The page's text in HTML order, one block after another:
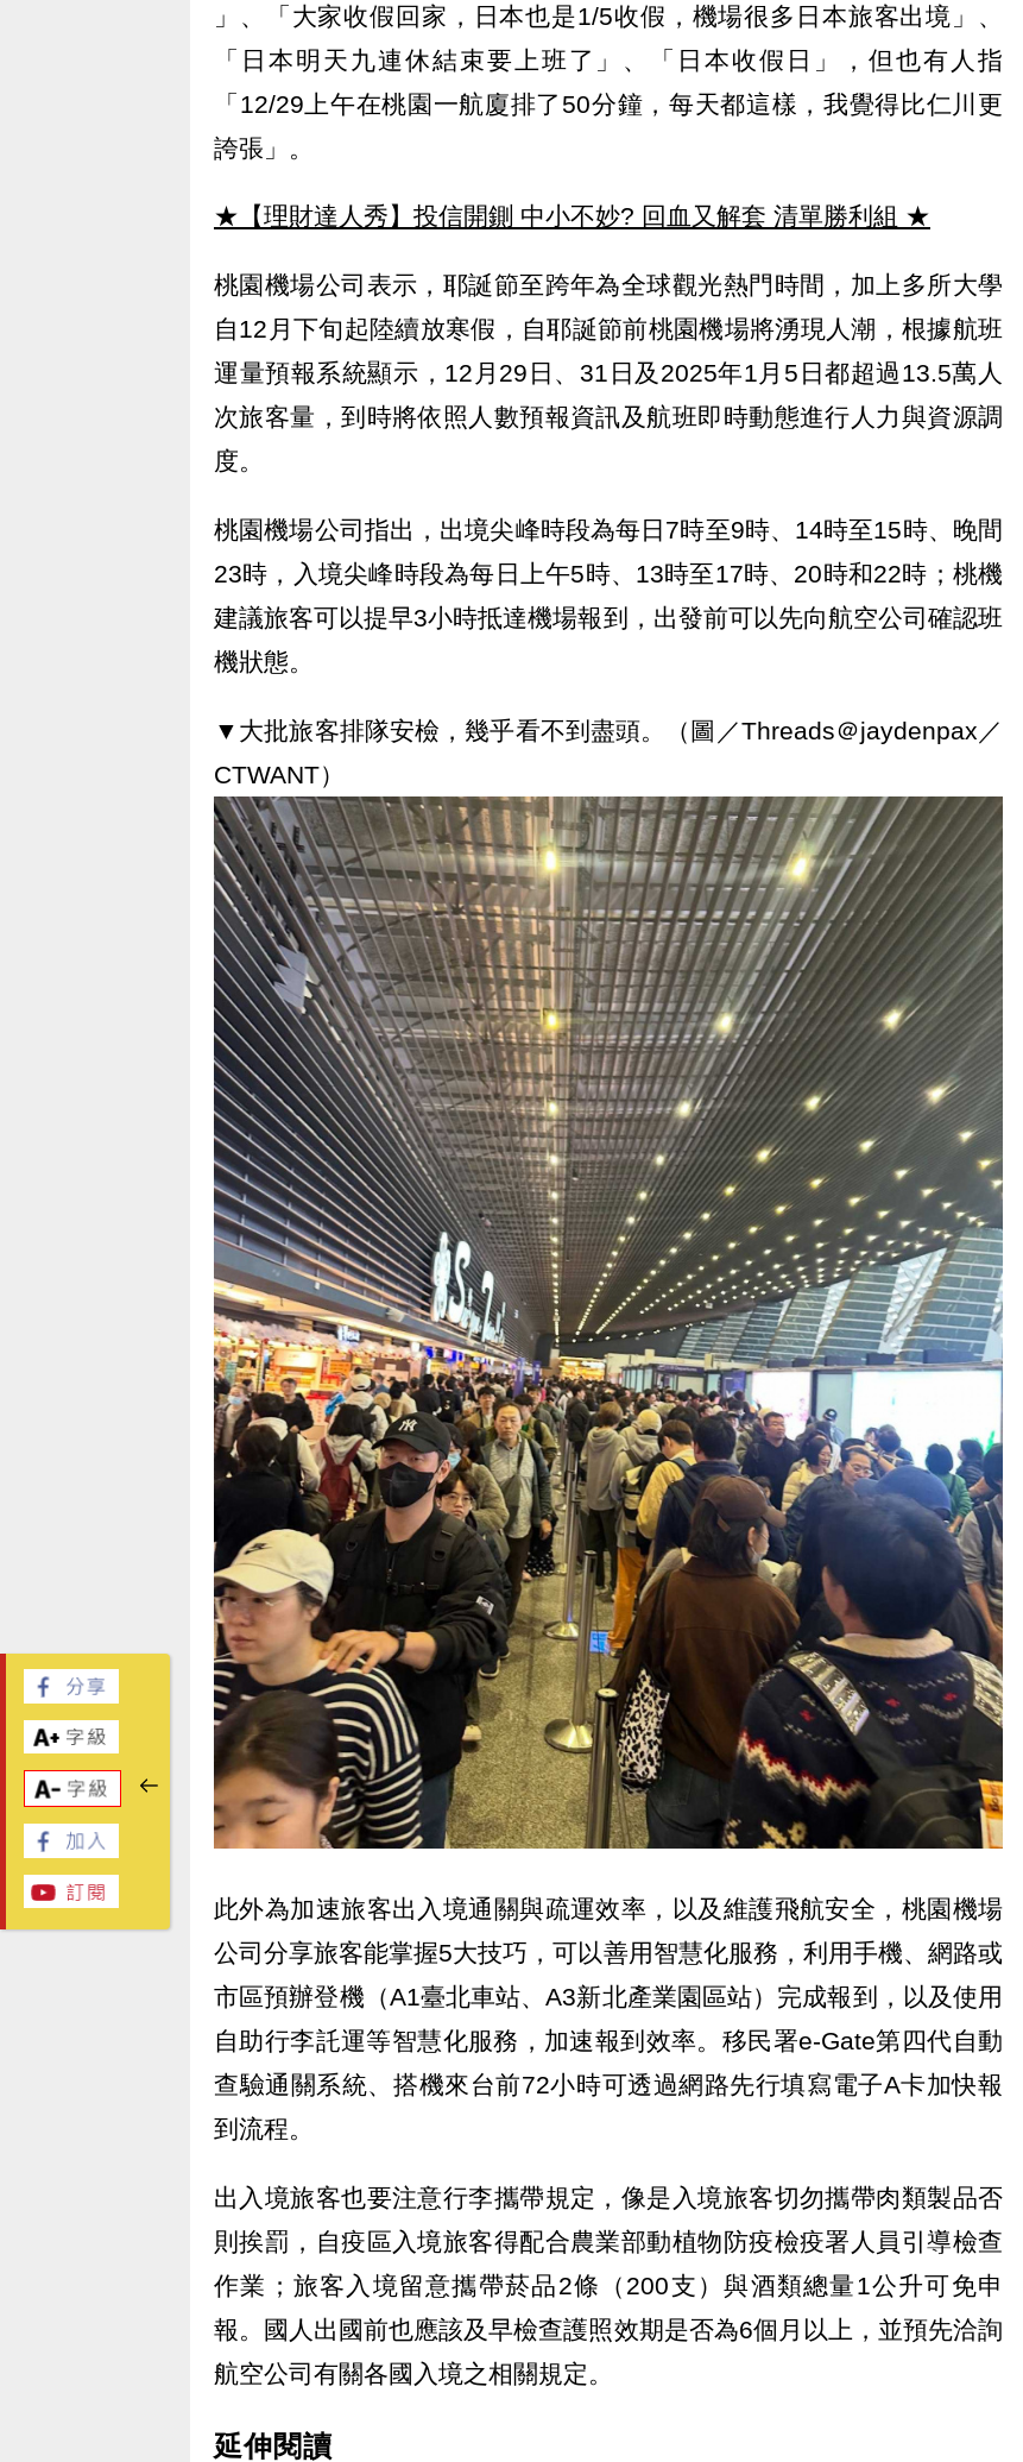
」、「大家收假回家，日本也是1/5收假，機場很多日本旅客出境」、
「日本明天九連休結束要上班了」、「日本收假日」，但也有人指
「12/29上午在桃園一航廈排了50分鐘，每天都這樣，我覺得比仁川更
誇張」。
★【理財達人秀】投信開鍘 中小不妙? 回血又解套 清單勝利組 ★
桃園機場公司表示，耶誕節至跨年為全球觀光熱門時間，加上多所大學
自12月下旬起陸續放寒假，自耶誕節前桃園機場將湧現人潮，根據航班
運量預報系統顯示，12月29日、31日及2025年1月5日都超過13.5萬人
次旅客量，到時將依照人數預報資訊及航班即時動態進行人力與資源調
度。
桃園機場公司指出，出境尖峰時段為每日7時至9時、14時至15時、晚間
23時，入境尖峰時段為每日上午5時、13時至17時、20時和22時；桃機
建議旅客可以提早3小時抵達機場報到，出發前可以先向航空公司確認班
機狀態。
▼大批旅客排隊安檢，幾乎看不到盡頭。（圖／Threads＠jaydenpax／
CTWANT）
此外為加速旅客出入境通關與疏運效率，以及維護飛航安全，桃園機場
公司分享旅客能掌握5大技巧，可以善用智慧化服務，利用手機、網路或
市區預辦登機（A1臺北車站、A3新北產業園區站）完成報到，以及使用
自助行李託運等智慧化服務，加速報到效率。移民署e-Gate第四代自動
查驗通關系統、搭機來台前72小時可透過網路先行填寫電子A卡加快報
到流程。
出入境旅客也要注意行李攜帶規定，像是入境旅客切勿攜帶肉類製品否
則挨罰，自疫區入境旅客得配合農業部動植物防疫檢疫署人員引導檢查
作業；旅客入境留意攜帶菸品2條（200支）與酒類總量1公升可免申
報。國人出國前也應該及早檢查護照效期是否為6個月以上，並預先洽詢
航空公司有關各國入境之相關規定。
延伸閱讀